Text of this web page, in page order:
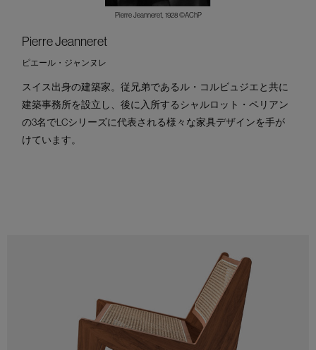
Pierre Jeanneret, 1928 ©AChP
Pierre Jeanneret
ピエール・ジャンヌレ
スイス出身の建築家。従兄弟であるル・コルビュジエと共に
建築事務所を設立し、後に入所するシャルロット・ペリアン
の3名でLCシリーズに代表される様々な家具デザインを手が
けています。